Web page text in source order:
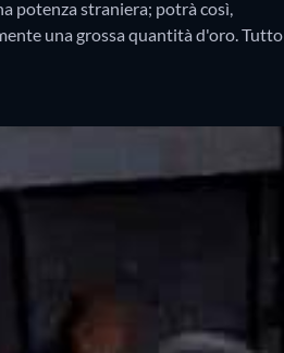
potenza straniera; potrà così,
una grossa quantità d'oro. Tutto